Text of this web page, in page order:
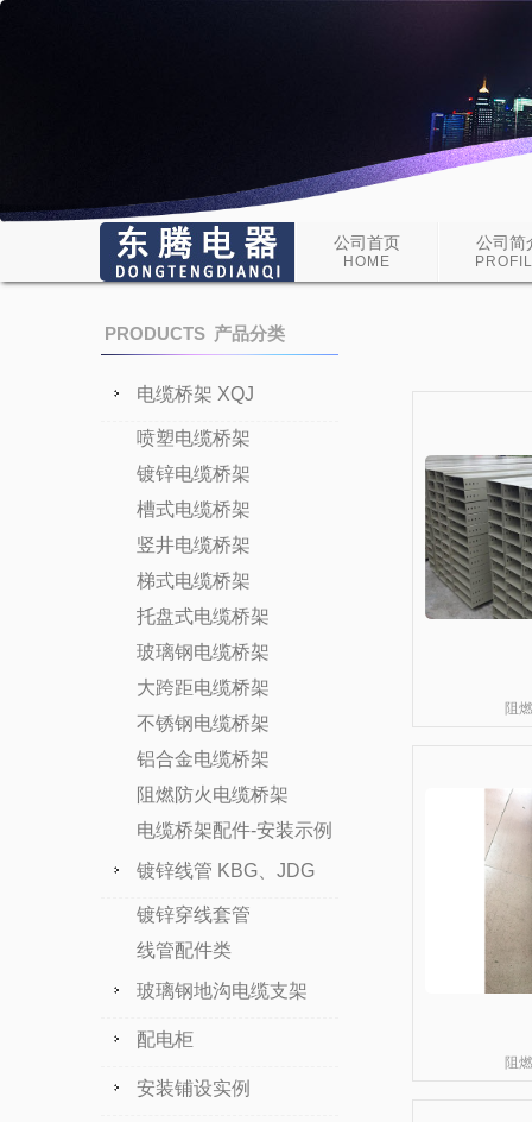
公司首页
HOME
公司简
PRODUCTS 产品分类
电缆桥架 XQJ
喷塑电缆桥架
镀锌电缆桥架
槽式电缆桥架
竖井电缆桥架
梯式电缆桥架
托盘式电缆桥架
玻璃钢电缆桥架
大跨距电缆桥架
不锈钢电缆桥架
铝合金电缆桥架
阻燃防火电缆桥架
电缆桥架配件-安装示例
镀锌线管 KBG、JDG
镀锌穿线套管
线管配件类
玻璃钢地沟电缆支架
配电柜
安装铺设实例
阻
阻